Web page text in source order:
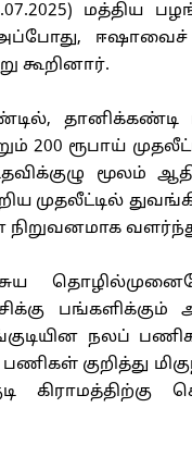
மத்திய
ஈஷாவைச்
கூறினார்.
தானிக்கண்டி
ரூபாய்
மூலம்
முதலீட்டில்
நிறுவனமாக
நலப்
குறித்து
கிராமத்திற்கு